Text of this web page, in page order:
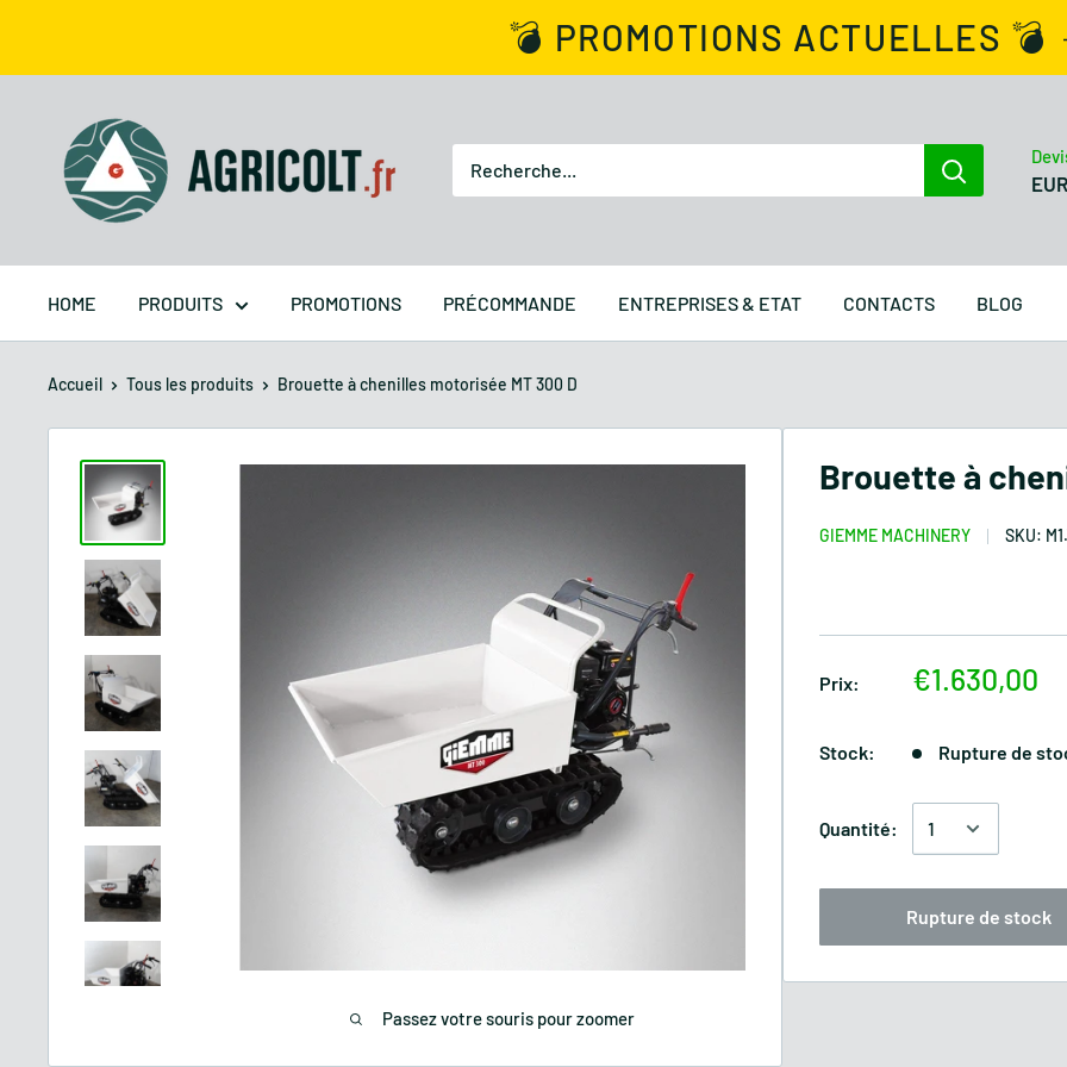
💣 PROMOTIONS ACTUELLES 💣
EUR
HOME PRODUITS PROMOTIONS PRÉCOMMANDE ENTREPRISES & ETAT CONTACTS BLOG
Accueil Tous les produits Brouette à chenilles motorisée MT 300 D
Passez votre souris pour zoomer
Brouette à
GIEMME MACHINERY SKU:
Prix: €1.630,00
Stock: Rupture de
Quantité:
Rupture de stock